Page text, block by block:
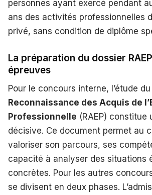
personnes ayant exercé pendant
ans des activités professionnelles
privé, sans condition de diplôme
La préparation du dossier
épreuves
Pour le concours interne, l’étude
Reconnaissance des Acquis de
Professionnelle (RAEP) constitue
décisive. Ce document permet au
valoriser son parcours, ses
capacité à analyser des situations
concrètes. Pour les autres
se divisent en deux phases.